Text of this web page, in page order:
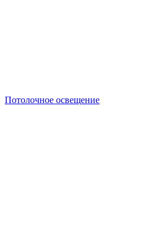
Потолочное освещение